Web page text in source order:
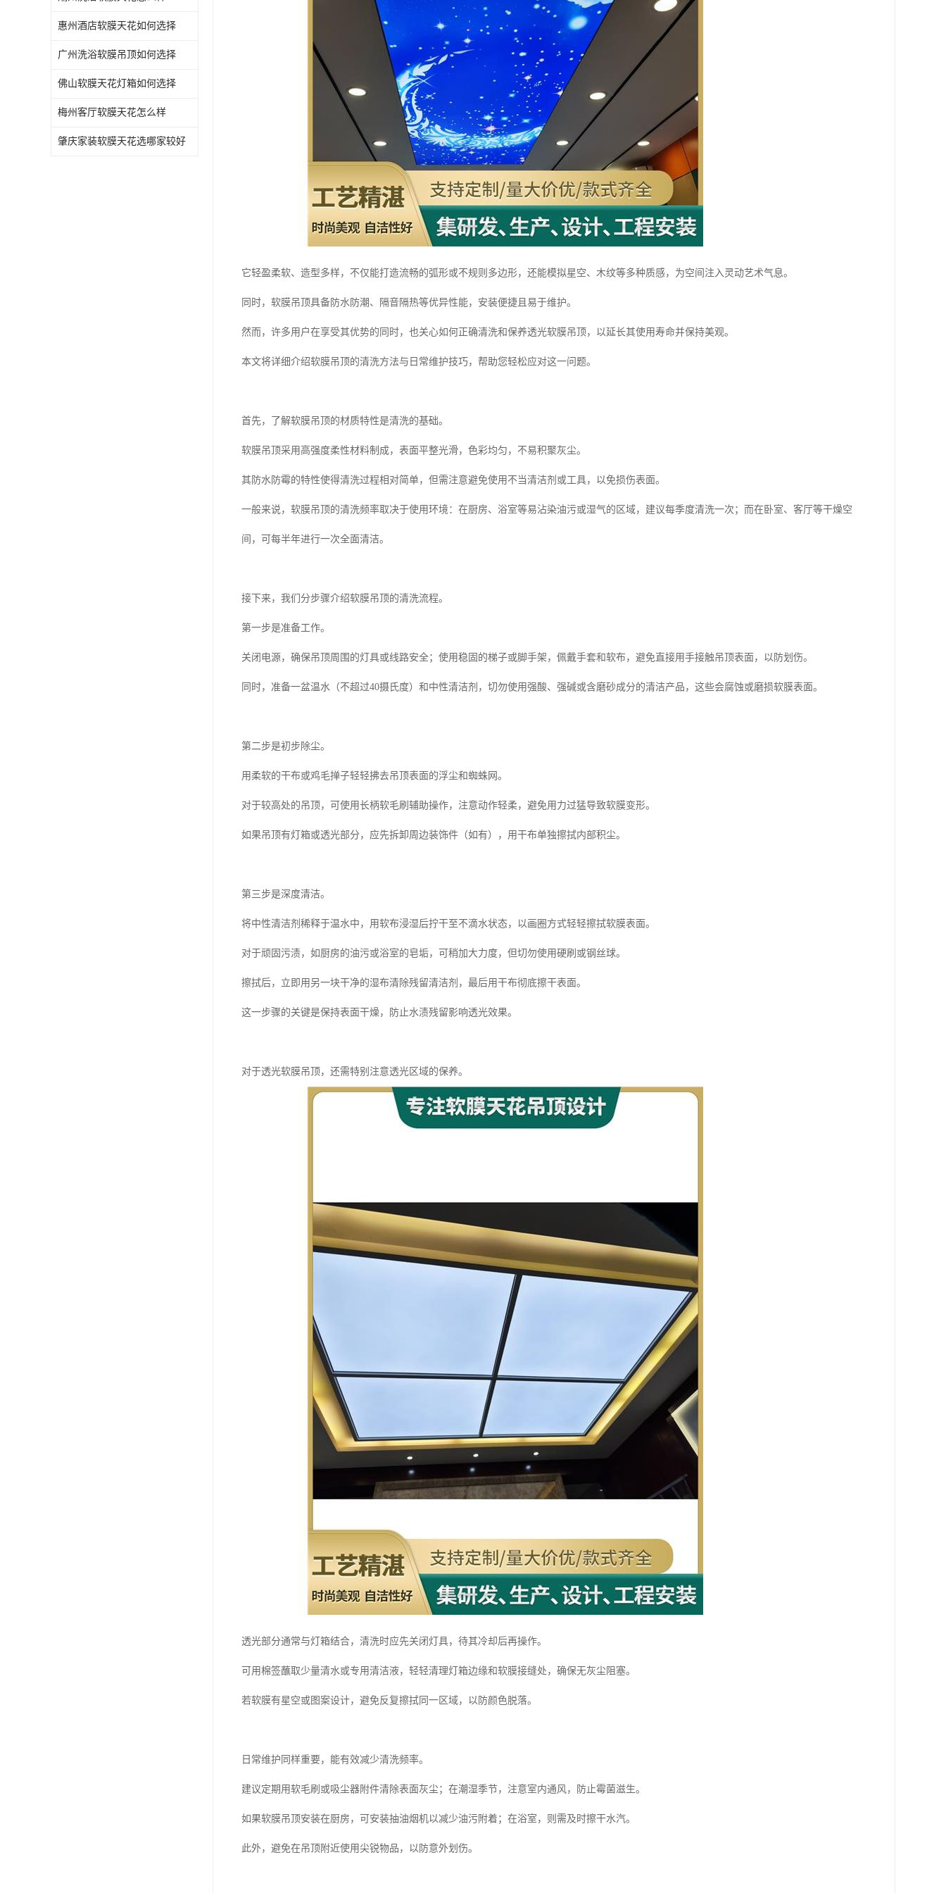
惠州酒店软膜天花如何选择
广州洗浴软膜吊顶如何选择
佛山软膜天花灯箱如何选择
梅州客厅软膜天花怎么样
肇庆家装软膜天花选哪家较好
它轻盈柔软、造型多样，不仅能打造流畅的弧形或不规则多边形，还能模拟星空、木纹等多种质感，为空间注入灵动艺术气息。
同时，软膜吊顶具备防水防潮、隔音隔热等优异性能，安装便捷且易于维护。
然而，许多用户在享受其优势的同时，也关心如何正确清洗和保养透光软膜吊顶，以延长其使用寿命并保持美观。
本文将详细介绍软膜吊顶的清洗方法与日常维护技巧，帮助您轻松应对这一问题。
首先，了解软膜吊顶的材质特性是清洗的基础。
软膜吊顶采用高强度柔性材料制成，表面平整光滑，色彩均匀，不易积聚灰尘。
其防水防霉的特性使得清洗过程相对简单，但需注意避免使用不当清洁剂或工具，以免损伤表面。
一般来说，软膜吊顶的清洗频率取决于使用环境：在厨房、浴室等易沾染油污或湿气的区域，建议每季度清洗一次；而在卧室、客厅等干燥空
间，可每半年进行一次全面清洁。
接下来，我们分步骤介绍软膜吊顶的清洗流程。
第一步是准备工作。
关闭电源，确保吊顶周围的灯具或线路安全；使用稳固的梯子或脚手架，佩戴手套和软布，避免直接用手接触吊顶表面，以防划伤。
同时，准备一盆温水（不超过40摄氏度）和中性清洁剂，切勿使用强酸、强碱或含磨砂成分的清洁产品，这些会腐蚀或磨损软膜表面。
第二步是初步除尘。
用柔软的干布或鸡毛掸子轻轻拂去吊顶表面的浮尘和蜘蛛网。
对于较高处的吊顶，可使用长柄软毛刷辅助操作，注意动作轻柔，避免用力过猛导致软膜变形。
如果吊顶有灯箱或透光部分，应先拆卸周边装饰件（如有），用干布单独擦拭内部积尘。
第三步是深度清洁。
将中性清洁剂稀释于温水中，用软布浸湿后拧干至不滴水状态，以画圈方式轻轻擦拭软膜表面。
对于顽固污渍，如厨房的油污或浴室的皂垢，可稍加大力度，但切勿使用硬刷或钢丝球。
擦拭后，立即用另一块干净的湿布清除残留清洁剂，最后用干布彻底擦干表面。
这一步骤的关键是保持表面干燥，防止水渍残留影响透光效果。
对于透光软膜吊顶，还需特别注意透光区域的保养。
透光部分通常与灯箱结合，清洗时应先关闭灯具，待其冷却后再操作。
可用棉签蘸取少量清水或专用清洁液，轻轻清理灯箱边缘和软膜接缝处，确保无灰尘阻塞。
若软膜有星空或图案设计，避免反复擦拭同一区域，以防颜色脱落。
日常维护同样重要，能有效减少清洗频率。
建议定期用软毛刷或吸尘器附件清除表面灰尘；在潮湿季节，注意室内通风，防止霉菌滋生。
如果软膜吊顶安装在厨房，可安装抽油烟机以减少油污附着；在浴室，则需及时擦干水汽。
此外，避免在吊顶附近使用尖锐物品，以防意外划伤。